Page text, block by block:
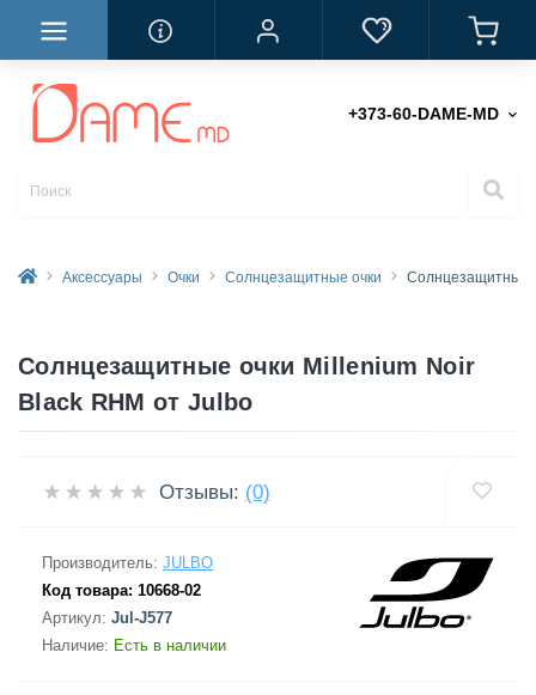
+373-60-DAME-MD
Аксессуары Очки Солнцезащитные очки Солнцезащитные
Солнцезащитные очки Millenium Noir
Black RHM от Julbo
Отзывы: (0)
Производитель: JULBO
Код товара: 10668-02
Артикул: Jul-J577
Наличие: Есть в наличии